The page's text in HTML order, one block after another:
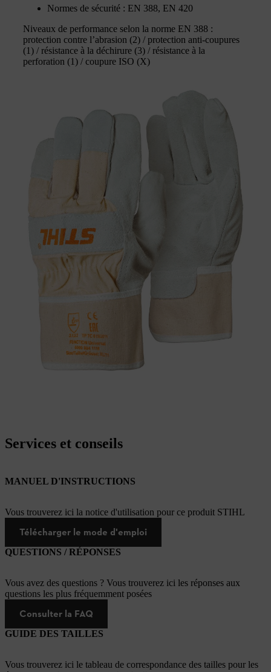
Normes de sécurité : EN 388, EN 420
Niveaux de performance selon la norme EN 388 :
protection contre l’abrasion (2) / protection anti-coupures
(1) / résistance à la déchirure (3) / résistance à la
perforation (1) / coupure ISO (X)
Services et conseils
MANUEL D'INSTRUCTIONS
Vous trouverez ici la notice d'utilisation pour ce produit STIHL
Télécharger le mode d'emploi
QUESTIONS / RÉPONSES
Vous avez des questions ? Vous trouverez ici les réponses aux
questions les plus fréquemment posées
Consulter la FAQ
GUIDE DES TAILLES
Vous trouverez ici le tableau de correspondance des tailles pour les